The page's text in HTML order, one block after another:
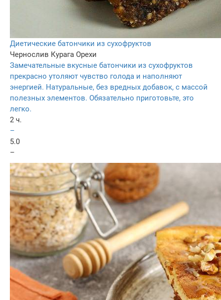
Диетические батончики из сухофруктов
Чернослив Курага Орехи
Замечательные вкусные батончики из сухофруктов
прекрасно утоляют чувство голода и наполняют
энергией. Натуральные, без вредных добавок, с массой
полезных элементов. Обязательно приготовьте, это
легко.
2 ч.
–
5.0
–